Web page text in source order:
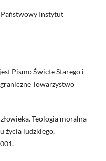
Państwowy Instytut
Pismo Święte Starego i
Towarzystwo
Teologia moralna
życia ludzkiego,